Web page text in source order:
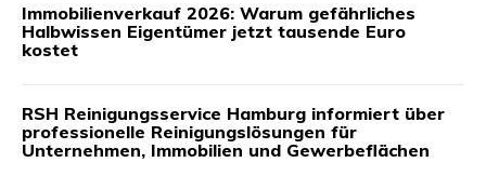
Immobilienverkauf 2026: Warum gefährliches
Halbwissen Eigentümer jetzt tausende Euro
kostet
RSH Reinigungsservice Hamburg informiert über
professionelle Reinigungslösungen für
Unternehmen, Immobilien und Gewerbeflächen